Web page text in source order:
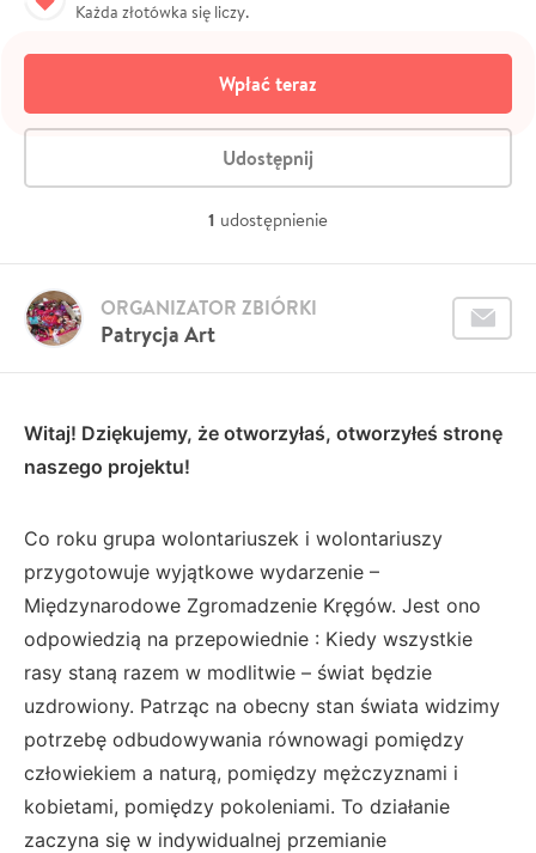
Każda złotówka się liczy.
Wpłać teraz
Udostępnij
1 udostępnienie
Patrycja Art
ORGANIZATOR ZBIÓRKI
Witaj! Dziękujemy, że otworzyłaś, otworzyłeś stronę
naszego projektu!
Co roku grupa wolontariuszek i wolontariuszy
przygotowuje wyjątkowe wydarzenie –
Międzynarodowe Zgromadzenie Kręgów. Jest ono
odpowiedzią na przepowiednie : Kiedy wszystkie
rasy staną razem w modlitwie – świat będzie
uzdrowiony. Patrząc na obecny stan świata widzimy
potrzebę odbudowywania równowagi pomiędzy
człowiekiem a naturą, pomiędzy mężczyznami i
kobietami, pomiędzy pokoleniami. To działanie
zaczyna się w indywidualnej przemianie